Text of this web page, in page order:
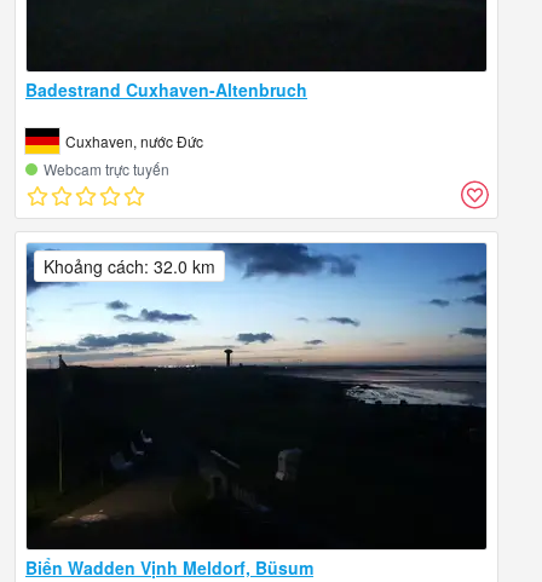
Badestrand Cuxhaven-Altenbruch
Cuxhaven, nước Đức
Webcam trực tuyến
Biển Wadden Vịnh Meldorf, Büsum
Khoảng cách: 32.0 km